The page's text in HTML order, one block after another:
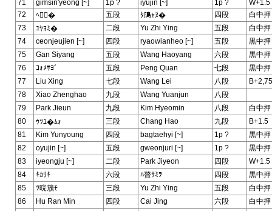
71
gimsin'yeong [~] 1p ? iyujin [~] 1p ?
W+1.5
72
ﾍ� 五段 ﾀ﨩ｬﾇ� 四段
白中
73
ﾕﾔﾖﾐ� 二段 Yu Zhi Ying 五段
白中
74
ceonjeujien [~] 四段 ryaowianheo [~] 五段
黒中
75
Gan Siyang 五段 Wang Haoyang 六段
黒中
76
ｺｫﾒｻﾖﾞ 五段 Peng Quan 七段
黒中
77
Liu Xing 七段 Wang Lei 八段
B+2,75
78
Xiao Zhenghao 九段 Wang Yuanjun
八段
79
Park Jieun 九段 Kim Hyeomin 八段
白中
80
ｳﾂﾕ�ﾑｫ 三段 Chang Hao 九段
B+1.5
81
Kim Yunyoung 四段 bagtaehyi [~] 1p ?
黒中
82
oyujin [~] 五段 gweonjuri [~] 1p ?
黒中
83
iyeongju [~] 二段 Park Jiyeon 四段
W+1.5
84
ｷｶﾘｷ 六段 ﾊ贅ｻﾐｦ 四段
黒中
85
ﾂ晥籏ﾓ 三段 Yu Zhi Ying 五段
白中
86
Hu Ran Min 四段 Cai Jing 六段
白中